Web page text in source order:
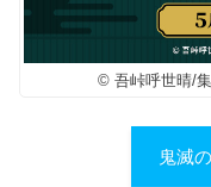
© 吾峠呼世晴/
鬼滅